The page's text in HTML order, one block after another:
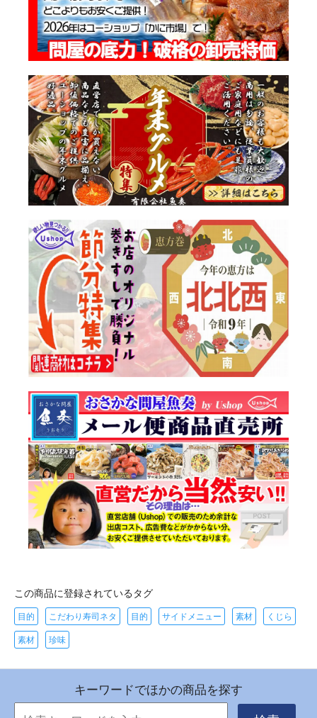
この商品に登録されているタグ
目的 こだわり寿司ネタ 目的 サイドメニュー 素材 くじら
素材 珍味
キーワードでほかの商品を探す